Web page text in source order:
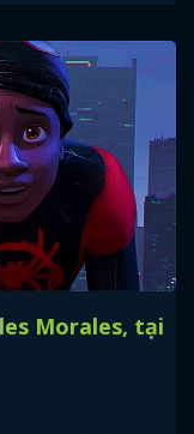
Morales, tại